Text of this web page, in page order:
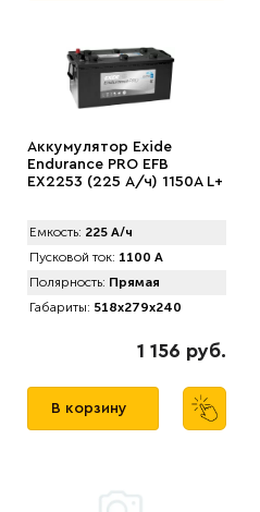
Аккумулятор Exide
Endurance PRO EFB
EX2253 (225 А/ч) 1150А L+
Емкость: 225 А/ч
Пусковой ток: 1100 А
Полярность: Прямая
Габариты: 518x279x240
1 156 руб.
В корзину